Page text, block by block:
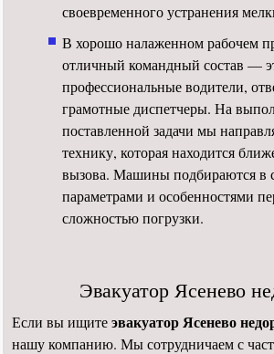
своевременного устранения
В хорошо налаженном рабочем
отличный командный состав —
профессиональные водители,
грамотные диспетчеры. На
поставленной задачи мы
технику, которая находится
вызова. Машины подбираются в
параметрами и особенностями
сложностью погрузки.
Эвакуатор Ясенево
Если вы ищитеэвакуатор Ясенево
нашу компанию. Мы сотрудничаем с